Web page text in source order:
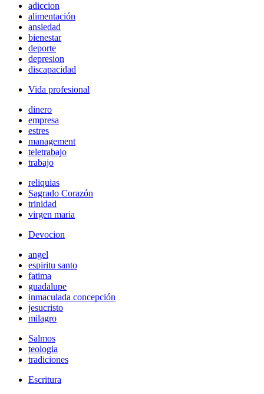
adiccion
alimentación
ansiedad
bienestar
deporte
depresion
discapacidad
Vida profesional
dinero
empresa
estres
management
teletrabajo
trabajo
reliquias
Sagrado Corazón
trinidad
virgen maria
Devocion
angel
espiritu santo
fatima
guadalupe
inmaculada concepción
jesucristo
milagro
Salmos
teologia
tradiciones
Escritura